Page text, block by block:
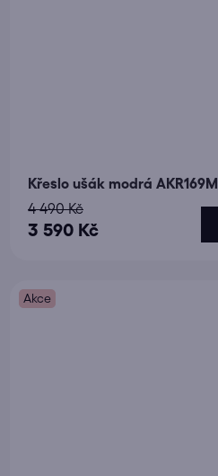
Křeslo ušák modrá AKR169M
3 590 Kč
4 490 Kč
Akce